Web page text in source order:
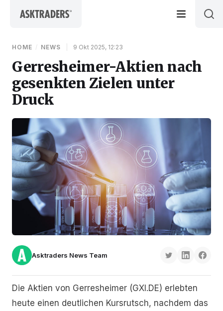
HOME / NEWS 9 Okt 2025, 12:23
Gerresheimer-Aktien nach
gesenkten Zielen unter
Druck
Asktraders News Team
Die Aktien von Gerresheimer (GXI.DE) erlebten
heute einen deutlichen Kursrutsch, nachdem das